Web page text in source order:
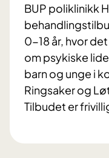
BUP poliklinikk
0-18 år, hvor
om psykiske
barn og unge i
Ringsaker og
Tilbudet er